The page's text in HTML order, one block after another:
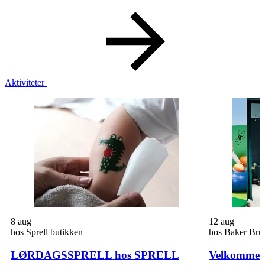
Aktiviteter
Tilbud
Inspirasjon
Åpningstider
Aktiviteter
8 aug
hos Sprell butikken
LØRDAGSSPRELL hos SPRELL
12 aug
hos Baker